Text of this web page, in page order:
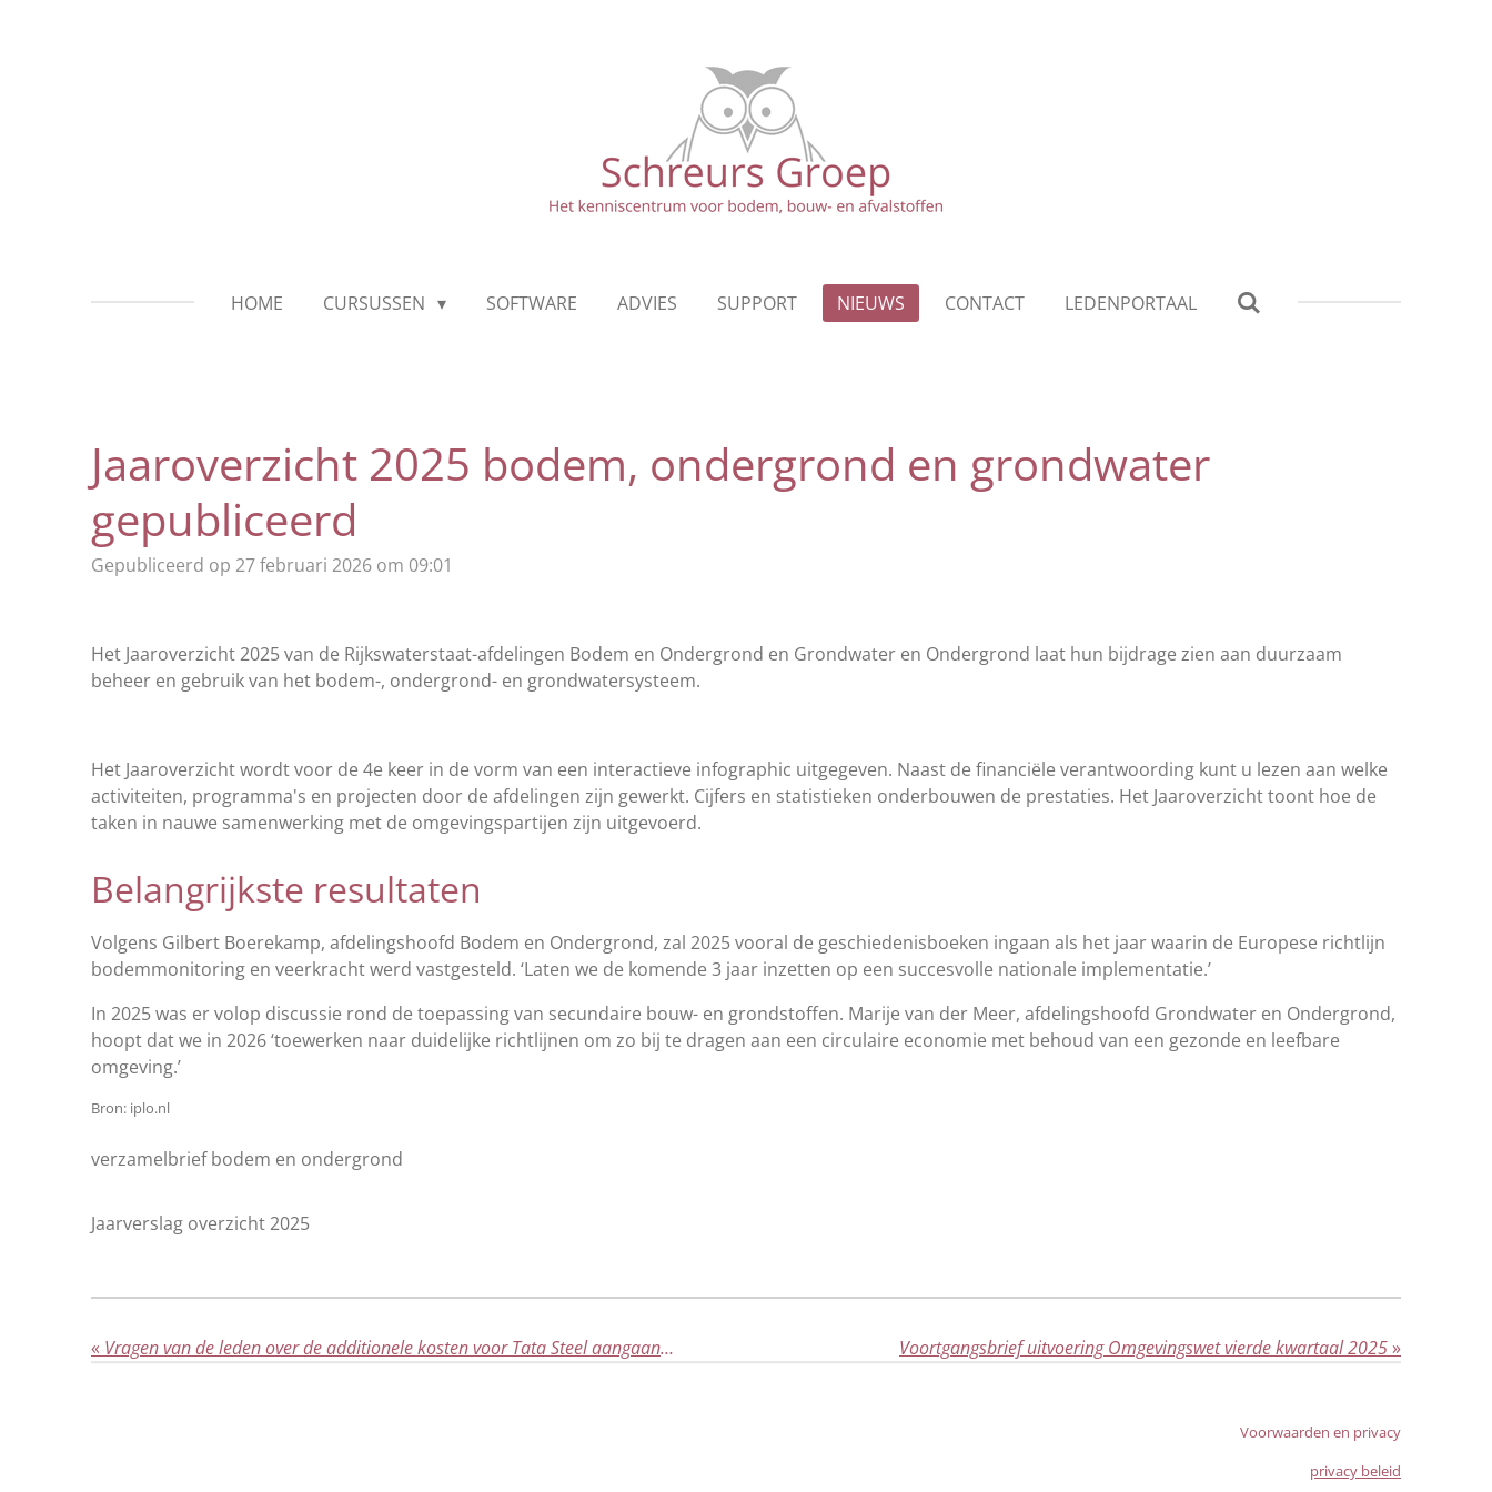
HOME CURSUSSEN SOFTWARE ADVIES SUPPORT NIEUWS CONTACT LEDENPORTAAL
Jaaroverzicht 2025 bodem, ondergrond en grondwater
gepubliceerd
Gepubliceerd op 27 februari 2026 om 09:01
Het Jaaroverzicht 2025 van de Rijkswaterstaat-afdelingen Bodem en Ondergrond en Grondwater en Ondergrond laat hun bijdrage zien aan duurzaam
beheer en gebruik van het bodem-, ondergrond- en grondwatersysteem.
Het Jaaroverzicht wordt voor de 4e keer in de vorm van een interactieve infographic uitgegeven. Naast de financiële verantwoording kunt u lezen aan welke
activiteiten, programma's en projecten door de afdelingen zijn gewerkt. Cijfers en statistieken onderbouwen de prestaties. Het Jaaroverzicht toont hoe de
taken in nauwe samenwerking met de omgevingspartijen zijn uitgevoerd.
Belangrijkste resultaten
Volgens Gilbert Boerekamp, afdelingshoofd Bodem en Ondergrond, zal 2025 vooral de geschiedenisboeken ingaan als het jaar waarin de Europese richtlijn
bodemmonitoring en veerkracht werd vastgesteld. ‘Laten we de komende 3 jaar inzetten op een succesvolle nationale implementatie.’
In 2025 was er volop discussie rond de toepassing van secundaire bouw- en grondstoffen. Marije van der Meer, afdelingshoofd Grondwater en Ondergrond,
hoopt dat we in 2026 ‘toewerken naar duidelijke richtlijnen om zo bij te dragen aan een circulaire economie met behoud van een gezonde en leefbare
omgeving.’
Bron: iplo.nl
verzamelbrief bodem en ondergrond
Jaarverslag overzicht 2025
« Vragen van de leden over de additionele kosten voor Tata Steel aangaande maatwerkafspraak Voortgangsbrief uitvoering Omgevingswet vierde kwartaal 2025»
Voorwaarden en privacy
privacy beleid